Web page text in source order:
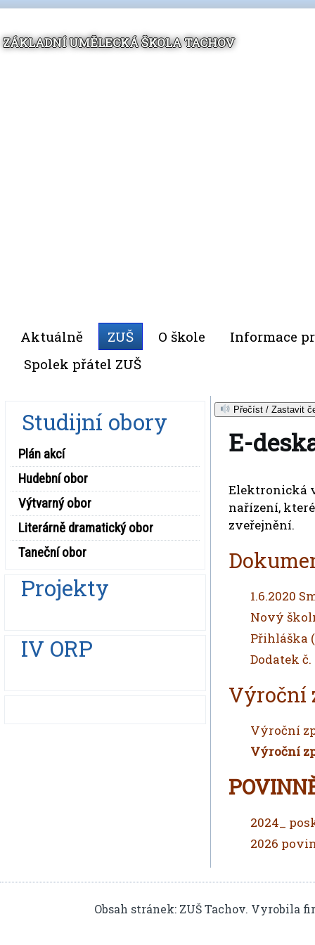
ZÁKLADNÍ UMĚLECKÁ ŠKOLA TACHOV
Aktuálně ZUŠ O škole
Informace
Spolek přátel ZUŠ
Studijní obory
Plán akcí
Hudební obor
Výtvarný obor
Literárně dramatický obor
Taneční obor
Projekty
IV ORP
Přečíst / Zastavit
E-
Elektronická
nařízení,
zveřejnění.
1.6.2020
Nový
Přihláška
Dodatek č.
Výroční
Výroční
Výroční
2024_
2026
Obsah stránek: ZUŠ Tachov. Vyrobila